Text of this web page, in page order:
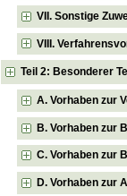
VII. Sonstige
VIII.
Teil 2: Besonderer
A. Vorhaben zur
B. Vorhaben zur
C. Vorhaben zur
D. Vorhaben zur